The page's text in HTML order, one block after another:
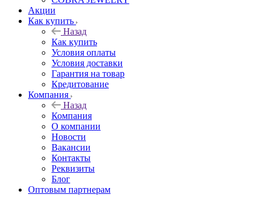
Акции
Как купить
Назад
Как купить
Условия оплаты
Условия доставки
Гарантия на товар
Кредитование
Компания
Назад
Компания
О компании
Новости
Вакансии
Контакты
Реквизиты
Блог
Оптовым партнерам